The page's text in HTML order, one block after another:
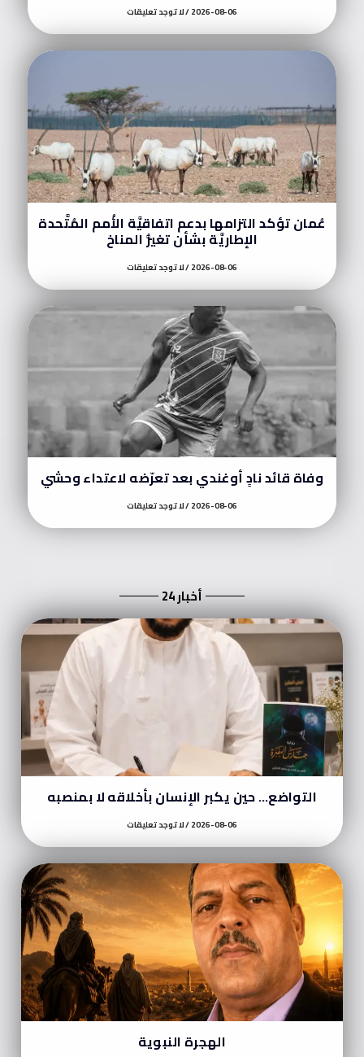
2026-08-06 لا توجد تعليقات
عُمان تؤكد التزامها بدعم اتفاقيَّة الأُمم المُتَّحدة
الإطاريَّة بشأن تغيُّر المناخ
2026-08-06 لا توجد تعليقات
وفاة قائد نادٍ أوغندي بعد تعرّضه لاعتداء وحشي
2026-08-06 لا توجد تعليقات
أخبار 24
التواضع… حين يكبر الإنسان بأخلاقه لا بمنصبه
2026-08-06 لا توجد تعليقات
الهجرة النبوية